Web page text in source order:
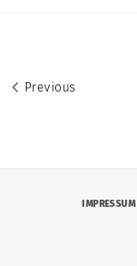
Previous
IMPRESSUM